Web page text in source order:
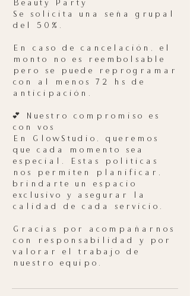
Beauty Party
Se solicita una seña grupal
del 50%.
En caso de cancelación, el
monto no es reembolsable
pero se puede reprogramar
con al menos 72 hs de
anticipación.
💕 Nuestro compromiso es
con vos
En GlowStudio, queremos
que cada momento sea
especial. Estas políticas
nos permiten planificar,
brindarte un espacio
exclusivo y asegurar la
calidad de cada servicio.
Gracias por acompañarnos
con responsabilidad y por
valorar el trabajo de
nuestro equipo.